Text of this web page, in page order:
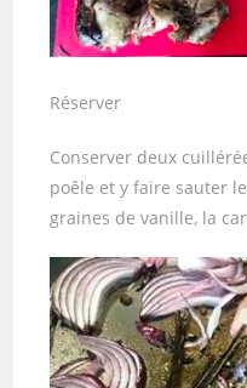
Réserver
Conserver deux
poêle et y faire sauter
graines de vanille, la